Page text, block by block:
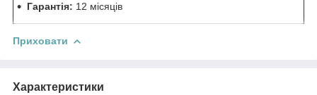
Гарантія: 12 місяців
Приховати
Характеристики